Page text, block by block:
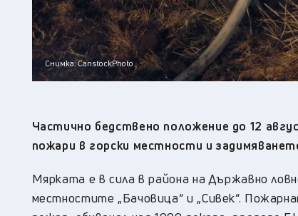
Снимка: CanstockPhoto
Частично бедствено положение до 12
пожари в горски местности и
Мярката е в сила в района на Държавно
местностите „Бачовица“ и „Сивек“.